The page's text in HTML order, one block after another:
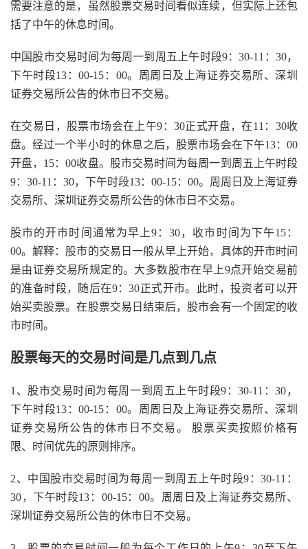
需要注意的是，虽然股票交易时间看似连续，但实际上还包
括了中午的休息时间。
中国股市交易时间为每周一到周五上午时段9：30-11：30，
下午时段13：00-15：00。周周日及上海证券交易所、深圳
证券交易所公告的休市日不交易。
在交易日，股票市场会在上午9：30正式开盘，在11：30收
盘。经过一个半小时的休息之后，股票市场会在下午13：00
开盘，15：00收盘。股市交易时间为每周一到周五上午时段
9：30-11：30，下午时段13：00-15：00。周周日及上海证券
交易所、深圳证券交易所公告的休市日不交易。
股市的开市时间通常为早上9：30，收市时间为下午15：
00。解释：股市的交易日一般从早上开始，具体的开市时间
是由证券交易所规定的。大多数股市在早上9点开始交易前
的准备时段，随后在9：30正式开市。此时，投资者可以开
始买卖股票。在股票交易日结束后，股市会有一个固定的收
市时间。
股票每天的交易时间是几点到几点
1、股市交易时间为每周一到周五上午时段9：30-11：30，
下午时段13：00-15：00。周周日及上海证券交易所、深圳
证券交易所公告的休市日不交易。 股票买卖按照价格有
限、时间优先的原则排序。
2、中国股市交易时间为每周一到周五上午时段9：30-11：
30，下午时段13：00-15：00。周周日及上海证券交易所、
深圳证券交易所公告的休市日不交易。